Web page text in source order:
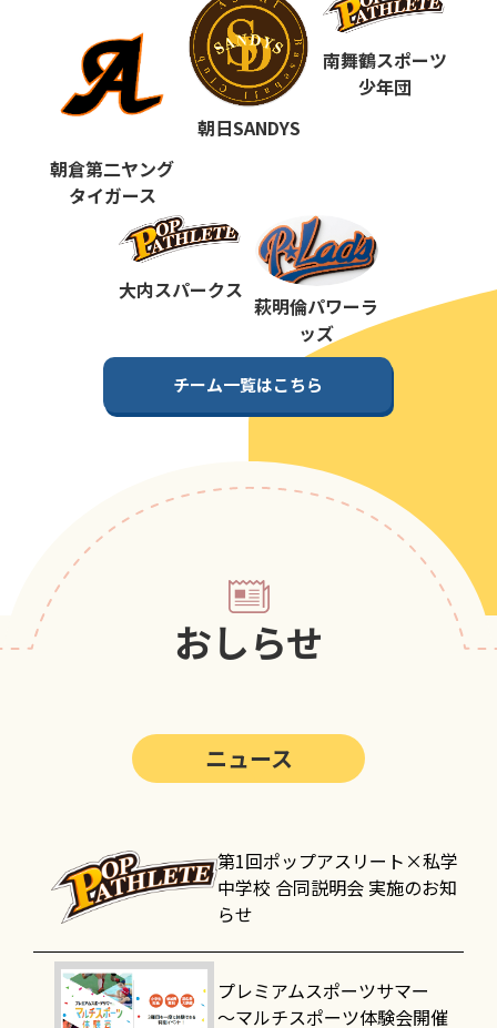
ポップアスリートカップ
第10回 ポップアスリートカップ
第9回 ポップアスリートカップ
第7回
第6回 ポップアスリートカップ
第5回 ポップアスリートカップ
ポップアスリートカップ
ポップアスリートカップ
ポップアスリートカップ
朝倉第二ヤング
タイガース
朝日SANDYS
南舞鶴スポーツ
少年団
大内スパークス
萩明倫パワーラ
ッズ
チーム一覧はこちら
おしらせ
ニュース
第1回ポップアスリート×私学
中学校 合同説明会 実施のお知
らせ
プレミアムスポーツサマー
～マルチスポーツ体験会開催